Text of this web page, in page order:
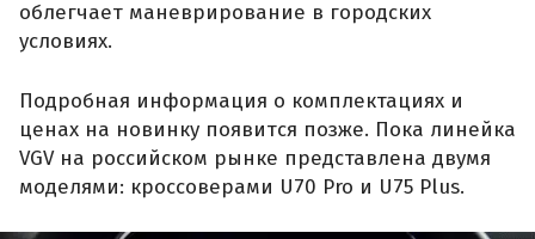
облегчает маневрирование в городских
условиях.
Подробная информация о комплектациях и
ценах на новинку появится позже. Пока линейка
VGV на российском рынке представлена двумя
моделями: кроссоверами U70 Pro и U75 Plus.